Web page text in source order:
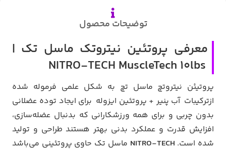
توضیحات محصول
معرفی پروتئین نیتروتک ماسل تک |
پروتیئن نیتروتچ ماسل تچ به شکل علمی فرموله شده
ازترکیبات آب پنیر + پروتئین ایزوله برای ایجاد توده عضلانی
بدون چربی و برای همه ورزشکارانی که بدنبال عضله‌سازی،
افزایش قدرت و عملکرد بدنی بهتر هستند طراحی و تولید
شده است. NITRO-TECH ماسل تک حاوی پروتئینی می‌باشد